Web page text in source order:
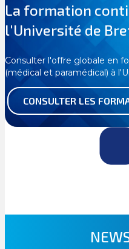
La formation
l'Université de
Consulter l'offre globale en
(médical et paramédical) à
CONSULTER LES